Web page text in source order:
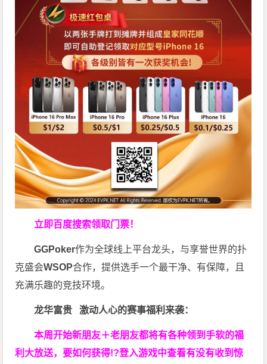
立即百度搜索领取门票！
GGPoker作为全球线上平台龙头，与享誉世界的扑
克盛会WSOP合作，提供选手一个最干净、有保障，且
充满乐趣的竞技环境。
龙华富贵 激动人心的赛事福利来袭：
本周开始新朋友＋老朋友都将有各种领到手软的福
利大放送，要如何获得!?登入游戏中查看有没有收到惊